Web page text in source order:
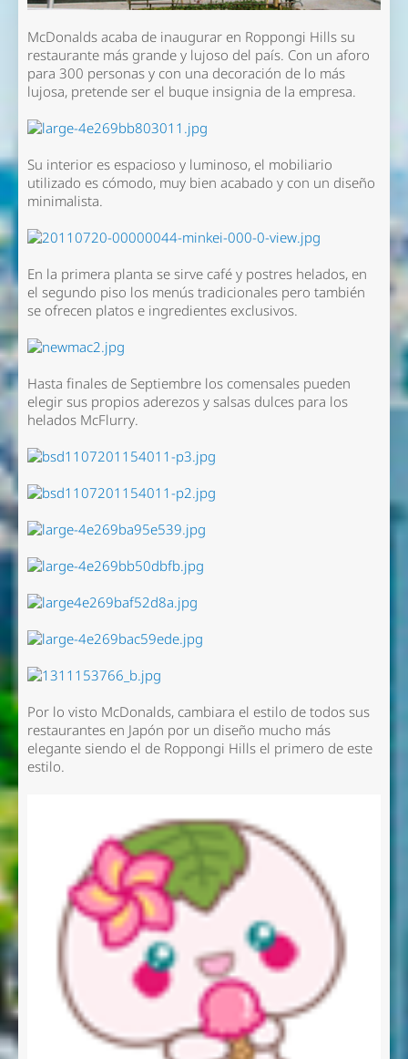
McDonalds acaba de inaugurar en Roppongi Hills su
restaurante más grande y lujoso del país. Con un aforo
para 300 personas y con una decoración de lo más
lujosa, pretende ser el buque insignia de la empresa.
Su interior es espacioso y luminoso, el mobiliario
utilizado es cómodo, muy bien acabado y con un diseño
minimalista.
En la primera planta se sirve café y postres helados, en
el segundo piso los menús tradicionales pero también
se ofrecen platos e ingredientes exclusivos.
Hasta finales de Septiembre los comensales pueden
elegir sus propios aderezos y salsas dulces para los
helados McFlurry.
Por lo visto McDonalds, cambiara el estilo de todos sus
restaurantes en Japón por un diseño mucho más
elegante siendo el de Roppongi Hills el primero de este
estilo.